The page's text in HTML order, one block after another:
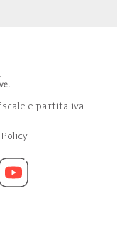
e partita iva